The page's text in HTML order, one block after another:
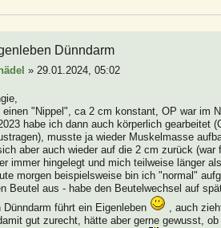
Dünndarm
» 29.01.2024, 05:02
"Nippel", ca 2 cm konstant, OP war im
habe ich dann auch körperlich gearbeitet
musste ja wieder Muskelmasse
aber auch wieder auf die 2 cm zurück
immer hingelegt und mich teilweise länger
morgen beispielsweise bin ich "normal"
Beutel aus - habe den Beutelwechsel auf
führt ein Eigenleben
, auch
gut zurecht, hätte aber gerne gewusst,